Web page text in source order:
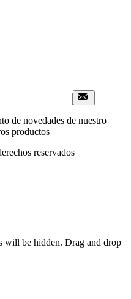
de novedades de nuestro
productos
reservados
will be hidden. Drag and drop